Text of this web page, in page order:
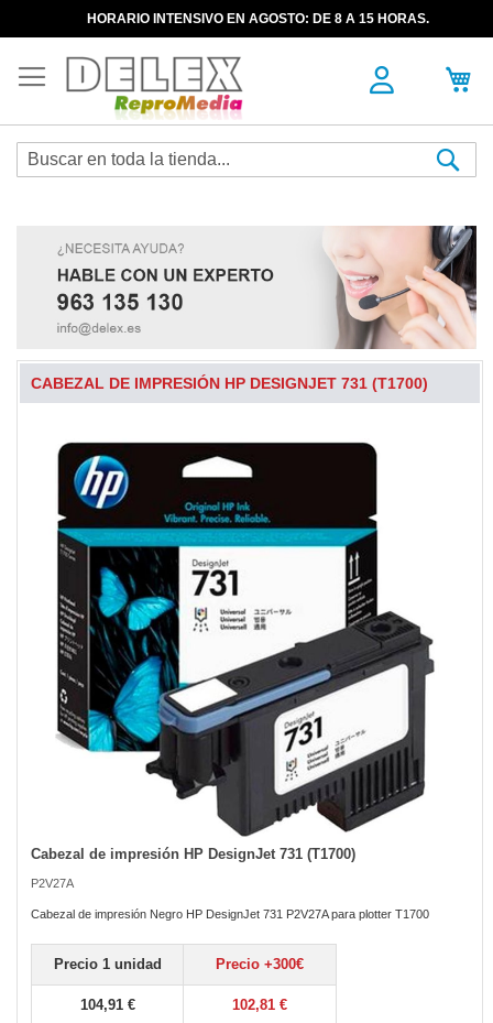
HORARIO INTENSIVO EN AGOSTO: DE 8 A 15 HORAS.
CABEZAL DE IMPRESIÓN HP DESIGNJET 731 (T1700)
Cabezal de impresión HP DesignJet 731 (T1700)
P2V27A
Cabezal de impresión Negro HP DesignJet 731 P2V27A para plotter T1700
Precio 1 unidad Precio +300€
104,91 € 102,81 €
Skip
the
beginning
the
images
gallery